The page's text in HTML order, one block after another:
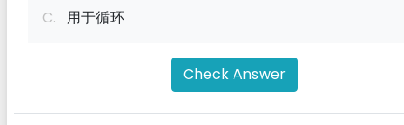
C. 用于循环
Check Answer